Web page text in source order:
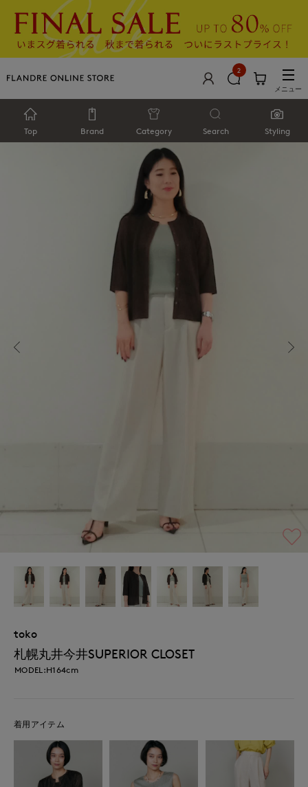
2
メニュー
Top Brand Category Search Styling
toko
札幌丸井今井SUPERIOR CLOSET
MODEL:H164cm
着用アイテム